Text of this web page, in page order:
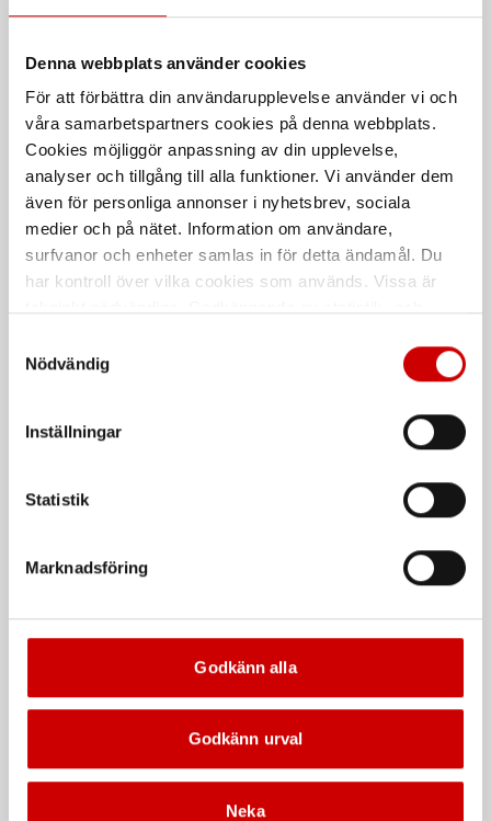
Denna webbplats använder cookies
För att förbättra din användarupplevelse använder vi och
våra samarbetspartners cookies på denna webbplats.
Cookies möjliggör anpassning av din upplevelse,
analyser och tillgång till alla funktioner. Vi använder dem
även för personliga annonser i nyhetsbrev, sociala
medier och på nätet. Information om användare,
surfvanor och enheter samlas in för detta ändamål. Du
har kontroll över vilka cookies som används. Vissa är
länder utanför EU med olika dataskyddsnormer. Genom
att godkänna samtycker du till sådana överföringar. Läs
Nödvändig
Inställningar
Statistik
Marknadsföring
Godkänn alla
Godkänn urval
Neka
Compact
Kampanj
Alkaliskt batteri 1,5V LR6
Spiralborr Smart Step HSS
Kampanj
Cyanoakrylatlim för limning av
metall-, plast- och gummidetaljer.
Våtservett för glasögon
Dispenserbox med 100 st.
Kampanj